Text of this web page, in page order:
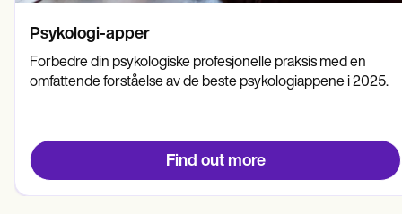
Psykologi-apper
Forbedre din psykologiske profesjonelle praksis med en
omfattende forståelse av de beste psykologiappene i 2025.
Find out more